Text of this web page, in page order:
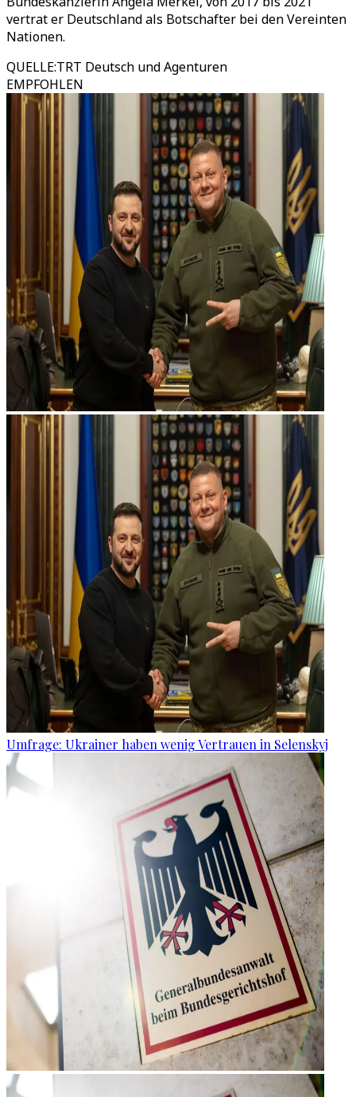
vertrat er Deutschland als Botschafter bei den Vereinten
Nationen.
QUELLE:TRT Deutsch und Agenturen
EMPFOHLEN
Umfrage: Ukrainer haben wenig Vertrauen in Selenskyj